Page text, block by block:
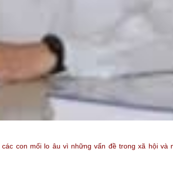
con mối lo âu vì những vấn đề trong xã hội và